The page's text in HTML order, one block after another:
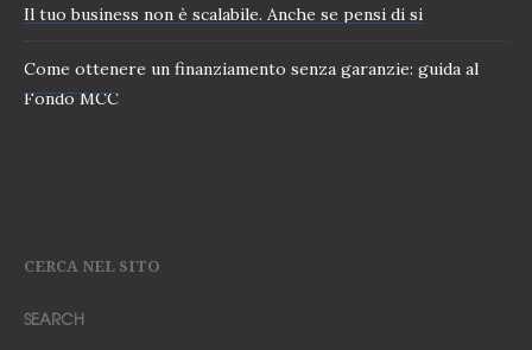
Il tuo business non è scalabile. Anche se pensi di si
Come ottenere un finanziamento senza garanzie: guida al
Fondo MCC
CERCA NEL SITO
SEARCH